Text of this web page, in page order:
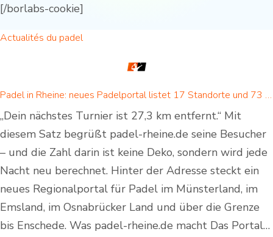
[/borlabs-cookie]
Actualités du padel
Padel in Rheine: neues Padelportal listet 17 Standorte und 73 Padel-Courts in Rheine und Umgebung
„Dein nächstes Turnier ist 27,3 km entfernt.“ Mit
diesem Satz begrüßt padel-rheine.de seine Besucher
– und die Zahl darin ist keine Deko, sondern wird jede
Nacht neu berechnet. Hinter der Adresse steckt ein
neues Regionalportal für Padel im Münsterland, im
Emsland, im Osnabrücker Land und über die Grenze
bis Enschede. Was padel-rheine.de macht Das Portal…